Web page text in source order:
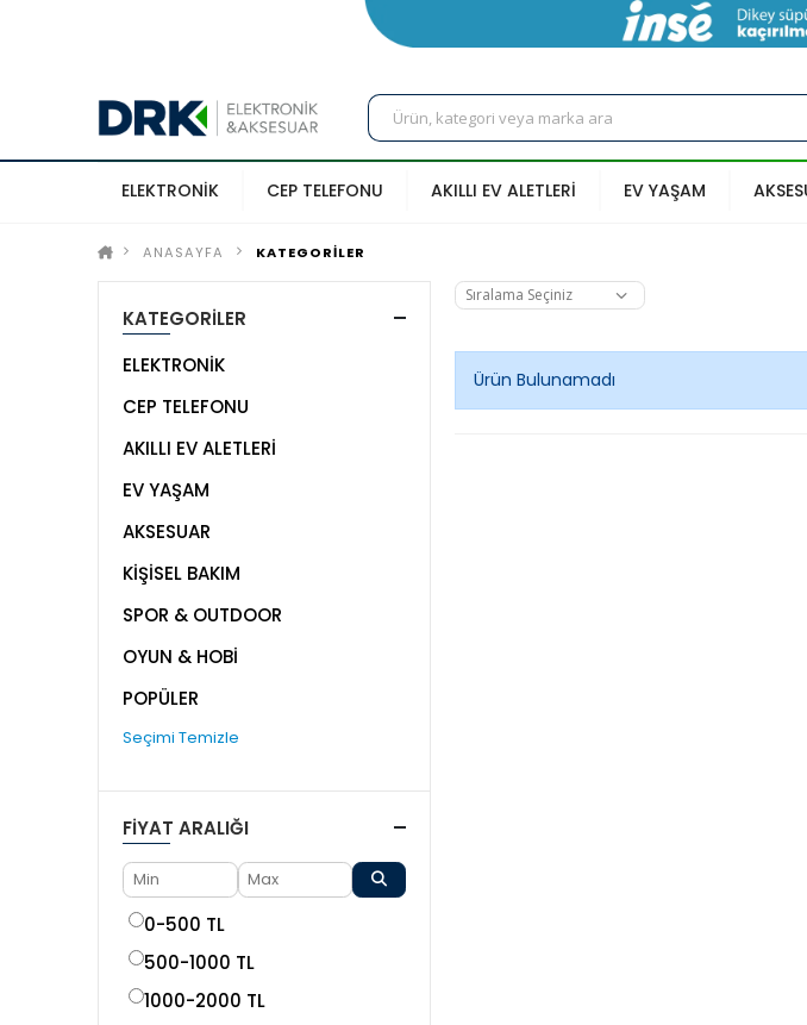
ELEKTRONİK CEP TELEFONU AKILLI EV ALETLERİ EV YAŞAM
ANASAYFA KATEGORİLER
Ürün Bulunamadı
KATEGORİLER
ELEKTRONİK
CEP TELEFONU
AKILLI EV ALETLERİ
EV YAŞAM
AKSESUAR
KİŞİSEL BAKIM
SPOR & OUTDOOR
OYUN & HOBİ
POPÜLER
Seçimi Temizle
FIYAT ARALIĞI
0-500 TL
500-1000 TL
1000-2000 TL